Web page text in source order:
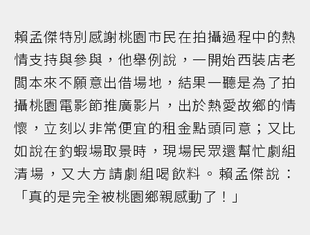
賴孟傑特別感謝桃園市民在拍攝過程中的熱
情支持與參與，他舉例說，一開始西裝店老
闆本來不願意出借場地，結果一聽是為了拍
攝桃園電影節推廣影片，出於熱愛故鄉的情
懷，立刻以非常便宜的租金點頭同意；又比
如說在釣蝦場取景時，現場民眾還幫忙劇組
清場，又大方請劇組喝飲料。賴孟傑說：
「真的是完全被桃園鄉親感動了！」